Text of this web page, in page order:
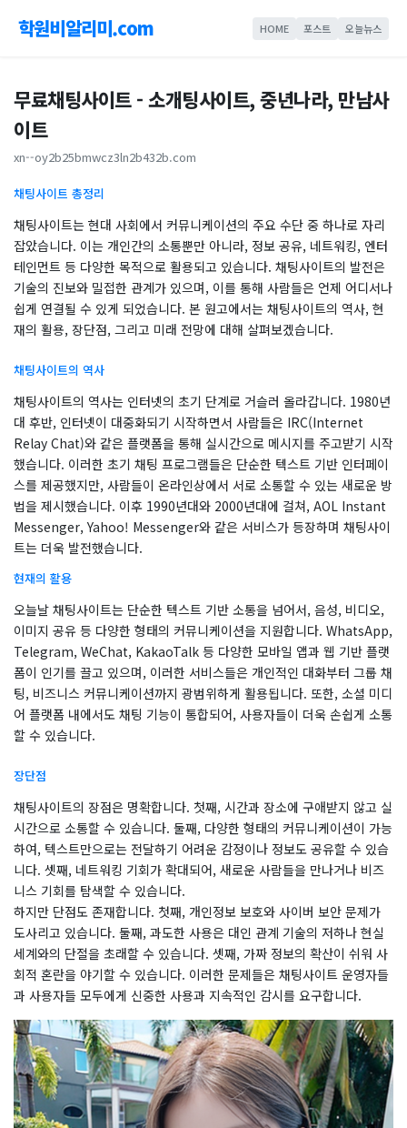
학원비알리미.com HOME 포스트 오늘뉴스
무료채팅사이트 - 소개팅사이트, 중년나라, 만남사
이트
xn--oy2b25bmwcz3ln2b432b.com
채팅사이트 총정리
채팅사이트는 현대 사회에서 커뮤니케이션의 주요 수단 중 하나로 자리
잡았습니다. 이는 개인간의 소통뿐만 아니라, 정보 공유, 네트워킹, 엔터
테인먼트 등 다양한 목적으로 활용되고 있습니다. 채팅사이트의 발전은
기술의 진보와 밀접한 관계가 있으며, 이를 통해 사람들은 언제 어디서나
쉽게 연결될 수 있게 되었습니다. 본 원고에서는 채팅사이트의 역사, 현
재의 활용, 장단점, 그리고 미래 전망에 대해 살펴보겠습니다.
채팅사이트의 역사
채팅사이트의 역사는 인터넷의 초기 단계로 거슬러 올라갑니다. 1980년
대 후반, 인터넷이 대중화되기 시작하면서 사람들은 IRC(Internet
Relay Chat)와 같은 플랫폼을 통해 실시간으로 메시지를 주고받기 시작
했습니다. 이러한 초기 채팅 프로그램들은 단순한 텍스트 기반 인터페이
스를 제공했지만, 사람들이 온라인상에서 서로 소통할 수 있는 새로운 방
법을 제시했습니다. 이후 1990년대와 2000년대에 걸쳐, AOL Instant
Messenger, Yahoo! Messenger와 같은 서비스가 등장하며 채팅사이
트는 더욱 발전했습니다.
현재의 활용
오늘날 채팅사이트는 단순한 텍스트 기반 소통을 넘어서, 음성, 비디오,
이미지 공유 등 다양한 형태의 커뮤니케이션을 지원합니다. WhatsApp,
Telegram, WeChat, KakaoTalk 등 다양한 모바일 앱과 웹 기반 플랫
폼이 인기를 끌고 있으며, 이러한 서비스들은 개인적인 대화부터 그룹 채
팅, 비즈니스 커뮤니케이션까지 광범위하게 활용됩니다. 또한, 소셜 미디
어 플랫폼 내에서도 채팅 기능이 통합되어, 사용자들이 더욱 손쉽게 소통
할 수 있습니다.
장단점
채팅사이트의 장점은 명확합니다. 첫째, 시간과 장소에 구애받지 않고 실
시간으로 소통할 수 있습니다. 둘째, 다양한 형태의 커뮤니케이션이 가능
하여, 텍스트만으로는 전달하기 어려운 감정이나 정보도 공유할 수 있습
니다. 셋째, 네트워킹 기회가 확대되어, 새로운 사람들을 만나거나 비즈
니스 기회를 탐색할 수 있습니다.
하지만 단점도 존재합니다. 첫째, 개인정보 보호와 사이버 보안 문제가
도사리고 있습니다. 둘째, 과도한 사용은 대인 관계 기술의 저하나 현실
세계와의 단절을 초래할 수 있습니다. 셋째, 가짜 정보의 확산이 쉬워 사
회적 혼란을 야기할 수 있습니다. 이러한 문제들은 채팅사이트 운영자들
과 사용자들 모두에게 신중한 사용과 지속적인 감시를 요구합니다.